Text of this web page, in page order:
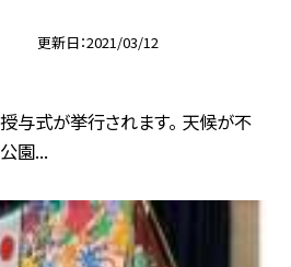
更新日 2021/03/12
与式が挙行されます。 天候が不
園...